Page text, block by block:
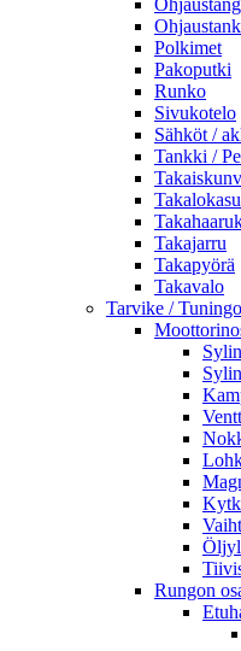
Polkimet
Pakoputki
Runko
Sivukotelo
Sähköt /
Tankki /
Takajarru
Takapyörä
Takavalo
Tarvike /
Rungon